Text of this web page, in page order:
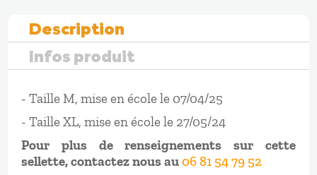
Description
Infos produit
- Taille M, mise en école le 07/04/25
- Taille XL, mise en école le 27/05/24
Pour plus de renseignements sur cette
sellette, contactez nous au06 81 54 79 52